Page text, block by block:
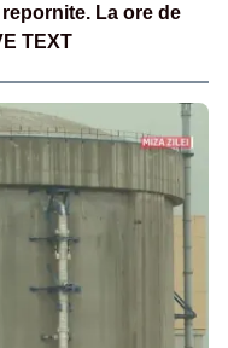
La ore de
TEXT